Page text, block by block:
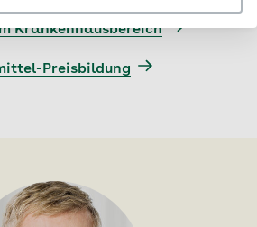
Krankenhausbereich
Preisbildung